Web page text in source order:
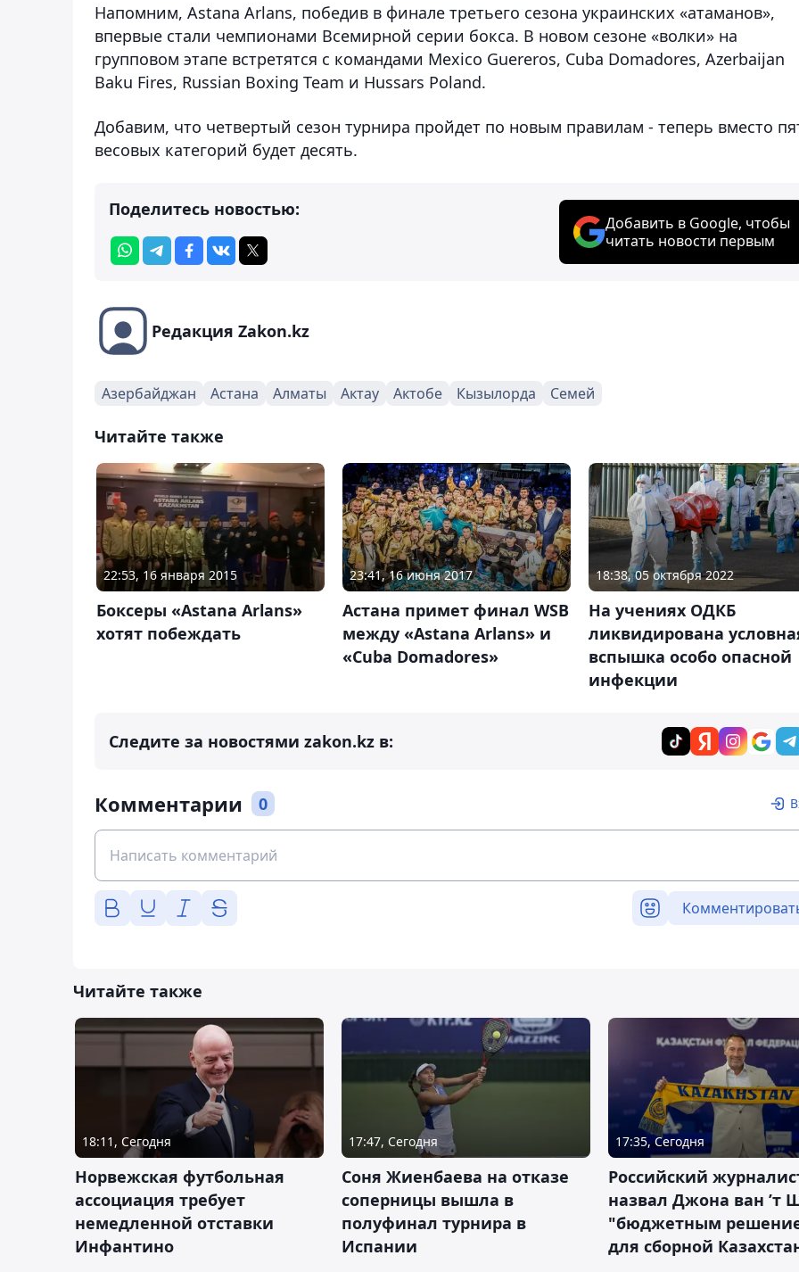
Напомним, Astana Arlans, победив в финале третьего сезона украинских «атаманов»,
впервые стали чемпионами Всемирной серии бокса. В новом сезоне «волки» на
групповом этапе встретятся с командами Mexico Guereros, Cuba Domadores, Azerbaijan
Baku Fires, Russian Boxing Team и Hussars Poland.
Добавим, что четвертый сезон турнира пройдет по новым правилам - теперь вместо
весовых категорий будет десять.
Поделитесь новостью:
Добавить в Google, чтобы
читать новости первым
Редакция Zakon.kz
Азербайджан Астана Алматы Актау Актобе Кызылорда Семей
Читайте также
22:53, 16 января 2015
Боксеры «Astana Arlans»
хотят побеждать
23:41, 16 июня 2017
Астана примет финал WSB
между «Astana Arlans» и
«Cuba Domadores»
18:38, 05 октября 2022
На учениях ОДКБ
ликвидирована
вспышка особо опасной
инфекции
Следите за новостями zakon.kz в:
Комментарии 0
Читайте также
18:11, Сегодня
Норвежская футбольная
ассоциация требует
немедленной отставки
Инфантино
17:47, Сегодня
Соня Жиенбаева на отказе
соперницы вышла в
полуфинал турнира в
Испании
17:35, Сегодня
Российский
назвал Джона ван ’т
"бюджетным
для сборной